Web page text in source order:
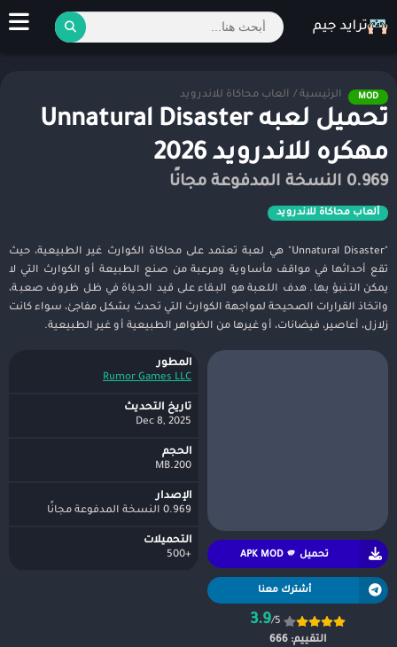
MOD الرئيسية / ألعاب محاكاة للاندرويد
تحميل لعبه Unnatural Disaster
مهكره للاندرويد 2026
0.969 النسخة المدفوعة مجانًا
ألعاب محاكاة للاندرويد
"Unnatural Disaster" هي لعبة تعتمد على محاكاة الكوارث غير الطبيعية، حيث
تقع أحداثها في مواقف مأساوية ومرعبة من صنع الطبيعة أو الكوارث التي لا
يمكن التنبؤ بها. هدف اللعبة هو البقاء على قيد الحياة في ظل ظروف صعبة،
واتخاذ القرارات الصحيحة لمواجهة الكوارث التي تحدث بشكل مفاجئ، سواء كانت
زلازل، أعاصير، فيضانات، أو غيرها من الظواهر الطبيعية أو غير الطبيعية.
تحميل APK MOD 🫵
أشترك معنا
3.9/5
التقييم: 666
المطور
Rumor Games LLC
تاريخ التحديث
Dec 8, 2025
الحجم
200.MB
الإصدار
0.969 النسخة المدفوعة مجانًا
التحميلات
+500